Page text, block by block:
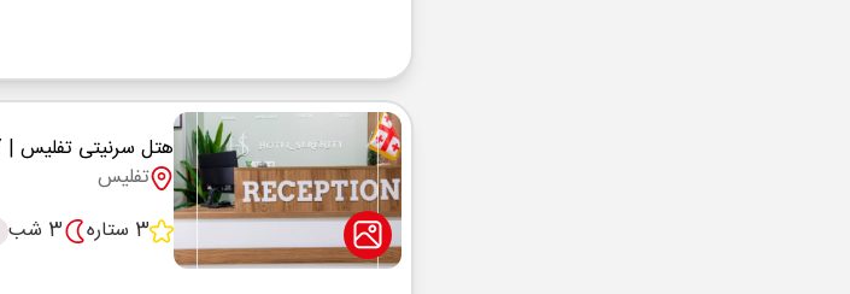
هتل سرنیتی تفلیس | HOTEL SERENITY
تفلیس
3 ستاره
3 شب